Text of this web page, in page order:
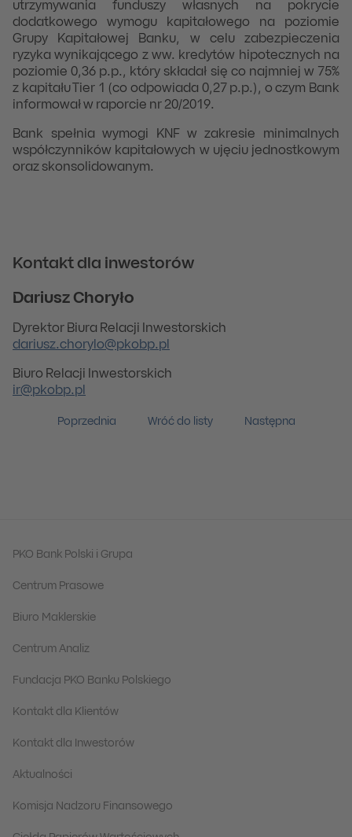
utrzymywania funduszy własnych na pokrycie
dodatkowego wymogu kapitałowego na poziomie
Grupy Kapitałowej Banku, w celu zabezpieczenia
ryzyka wynikającego z ww. kredytów hipotecznych na
poziomie 0,36 p.p., który składał się co najmniej w 75%
z kapitału Tier 1 (co odpowiada 0,27 p.p.), o czym Bank
informował w raporcie nr 20/2019.
Bank spełnia wymogi KNF w zakresie minimalnych
współczynników kapitałowych w ujęciu jednostkowym
oraz skonsolidowanym.
Kontakt dla inwestorów
Dariusz Choryło
Dyrektor Biura Relacji Inwestorskich
dariusz.chorylo@pkobp.pl
Biuro Relacji Inwestorskich
ir@pkobp.pl
Poprzednia Wróć do listy Następna
PKO Bank Polski i Grupa
Centrum Prasowe
Biuro Maklerskie
Centrum Analiz
Fundacja PKO Banku Polskiego
Kontakt dla Klientów
Kontakt dla Inwestorów
Aktualności
Komisja Nadzoru Finansowego